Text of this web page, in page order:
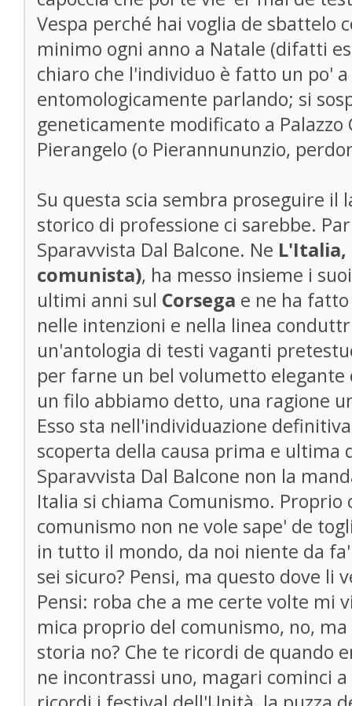
Vespa perché hai voglia de sbattelo
minimo ogni anno a Natale (difatti
chiaro che l'individuo è fatto un po' a
entomologicamente parlando; si
geneticamente modificato a Palazzo
Pierangelo (o Pierannununzio,
Su questa scia sembra proseguire il
storico di professione ci sarebbe.
Sparavvista Dal Balcone. Ne L'Italia,
comunista), ha messo insieme i
ultimi anni sul Corsega e ne ha
nelle intenzioni e nella linea
un'antologia di testi vaganti
per farne un bel volumetto
un filo abbiamo detto, una ragione
Esso sta nell'individuazione
scoperta della causa prima e ultima
Sparavvista Dal Balcone non la
Italia si chiama Comunismo. Proprio
comunismo non ne vole sape' de
in tutto il mondo, da noi niente da
sei sicuro? Pensi, ma questo dove li
Pensi: roba che a me certe volte mi
mica proprio del comunismo, no,
storia no? Che te ricordi de quando
ne incontrassi uno, magari cominci